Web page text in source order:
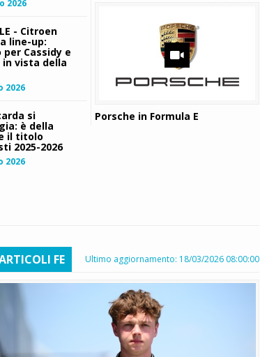
2026
- Citroen
line-up:
per Cassidy e
in vista della
2026
si
è della
il titolo
2025-2026
2026
Porsche in Formula E
FE Ultimo aggiornamento: 18/03/2026 08:00:00